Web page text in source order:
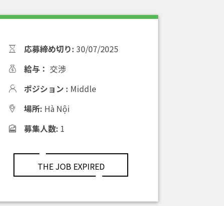
応募締め切り: 30/07/2025
給与： 交渉
ポジション : Middle
場所: Hà Nội
募集人数: 1
THE JOB EXPIRED